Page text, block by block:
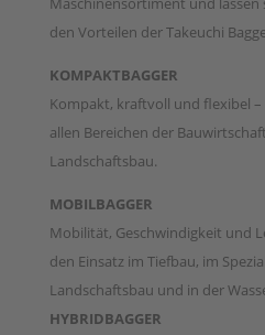
den Vorteilen der Takeuchi
KOMPAKTBAGGER
Kompakt, kraftvoll und flexibel –
allen Bereichen der
Landschaftsbau.
MOBILBAGGER
Mobilität, Geschwindigkeit und
den Einsatz im Tiefbau, im
Landschaftsbau und in der
HYBRIDBAGGER